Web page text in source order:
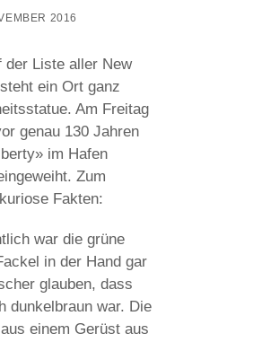
2016
der Liste aller New
ein Ort ganz
Am Freitag
genau 130 Jahren
im Hafen
Zum
Fakten:
war die grüne
in der Hand gar
glauben, dass
dunkelbraun war. Die
einem Gerüst aus